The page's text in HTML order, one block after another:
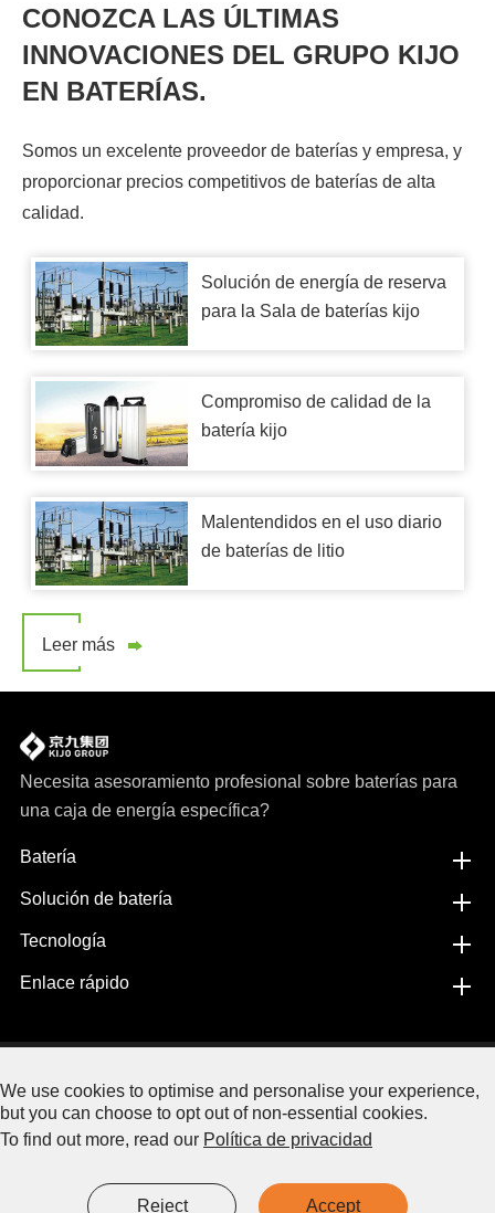
CONOZCA LAS ÚLTIMAS
INNOVACIONES DEL GRUPO KIJO
EN BATERÍAS.
Somos un excelente proveedor de baterías y empresa, y
proporcionar precios competitivos de baterías de alta
calidad.
Solución de energía de reserva
para la Sala de baterías kijo
Compromiso de calidad de la
batería kijo
Malentendidos en el uso diario
de baterías de litio
Leer más
Necesita asesoramiento profesional sobre baterías para
una caja de energía específica?
Batería
Solución de batería
Tecnología
Enlace rápido
Co.,LTD.Copyright.
Mapa del sitio web | Política de privacidad
We use cookies to optimise and personalise your experience,
but you can choose to opt out of non-essential cookies.
To find out more, read our Política de privacidad
Reject Accept